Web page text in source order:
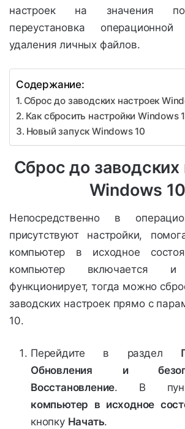
настроек на значения
переустановка
удаления личных файлов.
Содержание:
Сброс до заводских настроек
Как сбросить настройки Windows
Новый запуск Windows 10
Сброс до заводских
Windows 10
Непосредственно в
присутствуют настройки,
компьютер в исходное
компьютер включается и
функционирует, тогда можно
заводских настроек прямо с
10.
Перейдите в раздел
Обновления и
Восстановление. В
компьютер в исходное
кнопку Начать.